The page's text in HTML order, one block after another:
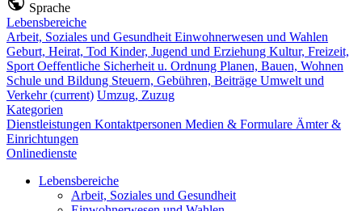
Sprache
Lebensbereiche
Arbeit, Soziales und Gesundheit Einwohnerwesen und Wahlen
Geburt, Heirat, Tod Kinder, Jugend und Erziehung Kultur, Freizeit,
Sport Oeffentliche Sicherheit u. Ordnung Planen, Bauen, Wohnen
Schule und Bildung Steuern, Gebühren, Beiträge Umwelt und
Verkehr(current) Umzug, Zuzug
Kategorien
Dienstleistungen Kontaktpersonen Medien & Formulare Ämter &
Einrichtungen
Onlinedienste
Lebensbereiche
Arbeit, Soziales und Gesundheit